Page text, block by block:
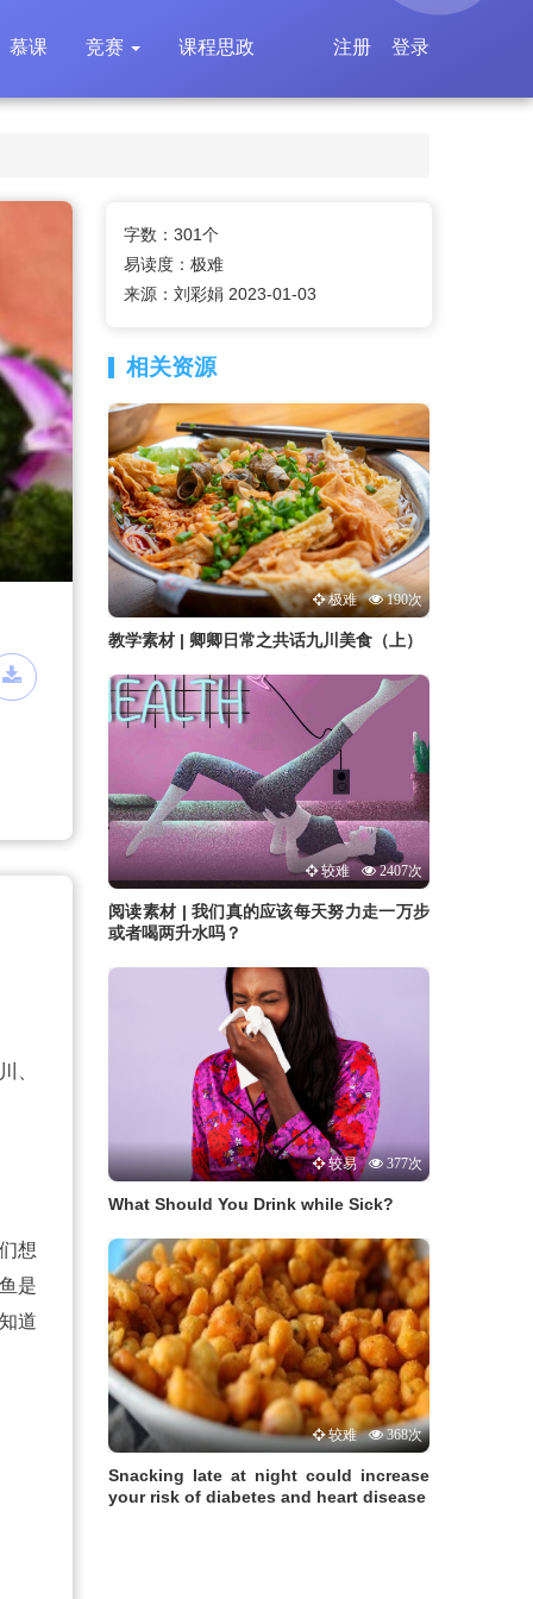
慕课 竞赛 课程思政 登录
注册
、
想
是
道
字数：301个
易读度：极难
来源：刘彩娟 2023-01-03
相关资源
极难 190次
教学素材 | 卿卿日常之共话九川美食（上）
较难 2407次
阅读素材 | 我们真的应该每天努力走一万步
或者喝两升水吗？
较易 377次
What Should You Drink while Sick?
较难 368次
Snacking late at night could increase
your risk of diabetes and heart disease